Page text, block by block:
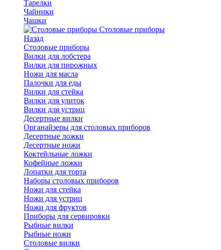
Тарелки
Чайники
Чашки
Cтоловые приборы
Назад
Cтоловые приборы
Вилки для лобстера
Вилки для пирожных
Ножи для масла
Палочки для еды
Вилки для стейка
Вилки для улиток
Вилки для устриц
Десертные вилки
Органайзеры для столовых приборов
Десертные ложки
Десертные ножи
Коктейльные ложки
Кофейные ложки
Лопатки для торта
Наборы столовых приборов
Ножи для стейка
Ножи для устриц
Ножи для фруктов
Приборы для сервировки
Рыбные вилки
Рыбные ножи
Столовые вилки